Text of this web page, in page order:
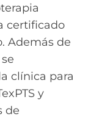
certificado
Además de
clínica para
y
de